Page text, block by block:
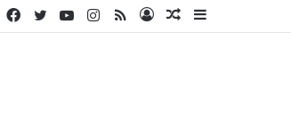
Kenar
Rastgele
Kayıt
RSS
Instagram
YouTube
Twitter
Facebook